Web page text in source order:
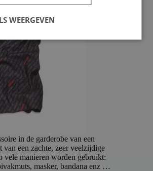
in de garderobe van een
van een zachte, zeer veelzijdige
vele manieren worden gebruikt:
masker, bandana enz …
WEERGEVEN